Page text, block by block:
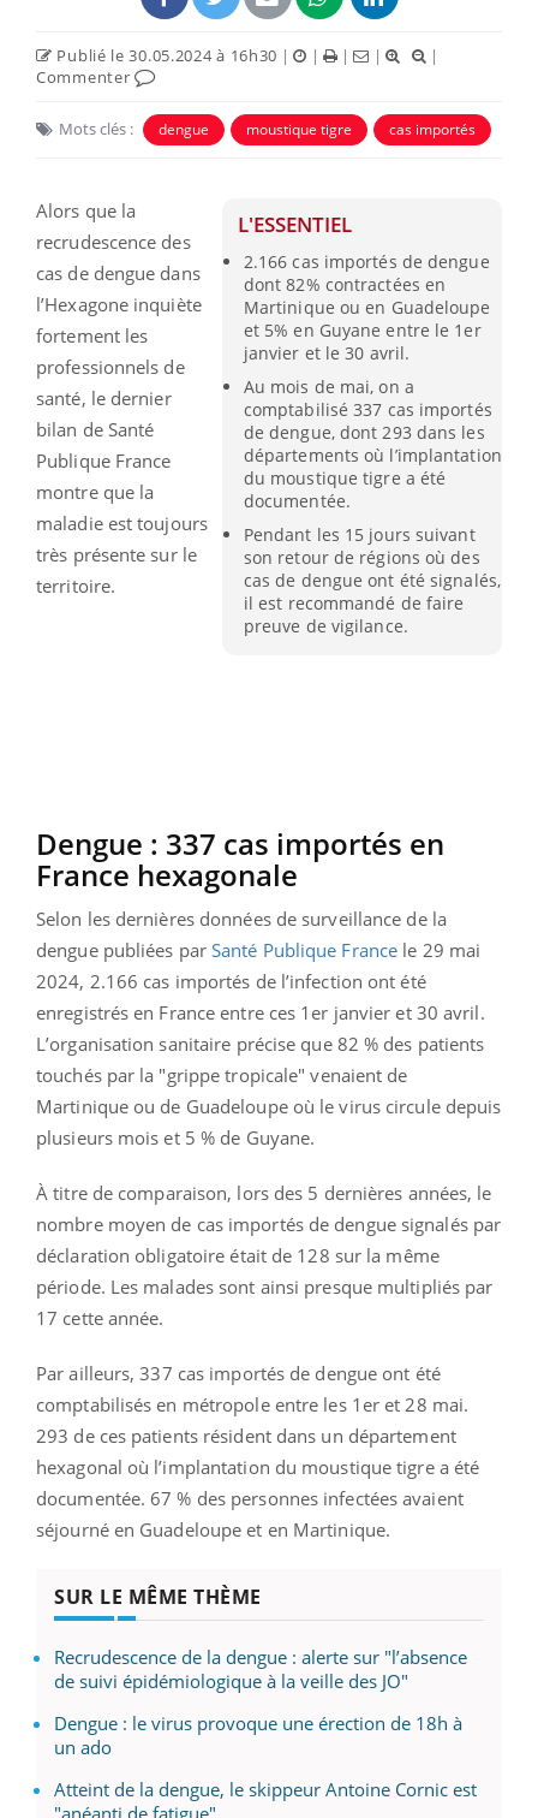
Publié le 30.05.2024 à 16h30 | | | |
|
Commenter
Mots clés : dengue moustique tigre cas importés
L'ESSENTIEL
2.166 cas importés de dengue
dont 82% contractées en
Martinique ou en Guadeloupe
et 5% en Guyane entre le 1er
janvier et le 30 avril.
Au mois de mai, on a
comptabilisé 337 cas importés
de dengue, dont 293 dans les
départements où l’implantation
du moustique tigre a été
documentée.
Pendant les 15 jours suivant
son retour de régions où des
cas de dengue ont été signalés,
il est recommandé de faire
preuve de vigilance.
Alors que la
recrudescence des
cas de dengue dans
l’Hexagone inquiète
fortement les
professionnels de
santé, le dernier
bilan de Santé
Publique France
montre que la
maladie est toujours
très présente sur le
territoire.
Dengue : 337 cas importés en
France hexagonale
Selon les dernières données de surveillance de la
dengue publiées par Santé Publique France le 29 mai
2024, 2.166 cas importés de l’infection ont été
enregistrés en France entre ces 1er janvier et 30 avril.
L’organisation sanitaire précise que 82 % des patients
touchés par la "grippe tropicale" venaient de
Martinique ou de Guadeloupe où le virus circule depuis
plusieurs mois et 5 % de Guyane.
À titre de comparaison, lors des 5 dernières années, le
nombre moyen de cas importés de dengue signalés par
déclaration obligatoire était de 128 sur la même
période. Les malades sont ainsi presque multipliés par
17 cette année.
Par ailleurs, 337 cas importés de dengue ont été
comptabilisés en métropole entre les 1er et 28 mai.
293 de ces patients résident dans un département
hexagonal où l’implantation du moustique tigre a été
documentée. 67 % des personnes infectées avaient
séjourné en Guadeloupe et en Martinique.
SUR LE MÊME THÈME
Recrudescence de la dengue : alerte sur "l’absence
de suivi épidémiologique à la veille des JO"
Dengue : le virus provoque une érection de 18h à
un ado
Atteint de la dengue, le skippeur Antoine Cornic est
"anéanti de fatigue"